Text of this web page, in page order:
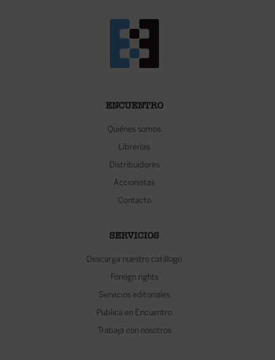
ENCUENTRO
Quiénes somos
Librerías
Distribuidores
Accionistas
Contacto
SERVICIOS
Descarga nuestro catálogo
Foreign rights
Servicios editoriales
Publica en Encuentro
Trabaja con nosotros